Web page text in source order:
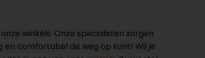
onze winkels. Onze specialisten zorgen
comfortabel de weg op kunt! Wil je